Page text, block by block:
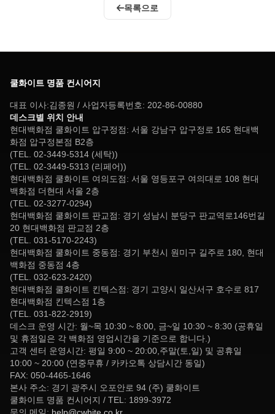
목록으로
쿨화이트 명품 컨시어지
대표 이사:김종원 / 사업자등록번호: 202-86-00880
데스크별 위치 안내
현대백화점 쿨화이트 압구정점: 서울 강남구 압구정로 165 현대백
화점 압구정본점 B2층
(TEL. 02-3449-5314 (세탁))
(TEL. 02-3449-5313 (리페어))
현대백화점 쿨화이트 여의도점: 서울 영등포구 여의대로 108 현대
백화점 더현대 서울 2층
(TEL. 02-3277-0294)
현대백화점 쿨화이트 판교점: 경기 성남시 분당구 판교역로146번길
20 현대백화점 판교점 2층
(TEL. 031-5170-2243)
현대백화점 쿨화이트 중동점: 경기 부천시 원미구 길주로 180, 현대
백화점 중동점 4층
(TEL. 032-623-2420)
현대백화점 쿨화이트 킨텍스점: 경기 고양시 일산서구 호수로 817
현대백화점 킨텍스점 1층
(TEL. 031-822-2919)
데스크 운영 시간: 월~목 10:30 ~ 8:00, 금~일 10:30 ~ 8:30 (공휴일
및 휴점일은 각 백화점 영업시간을 기준으로 합니다.)
고객 센터 운영시간: 평일 9:00 ~ 20:00,주말(토,일) 및 공휴일
10:00 ~ 20:00 (연중무휴 / 카카오톡 상담시간 동일)
FAX: 050-4465-1646
본사 주소: 경기 광주시 오포안로 94 (주) 쿨화이트
쿨화이트 명품 컨시어지 / TEL: 1899-3972